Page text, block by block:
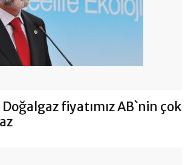
Doğalgaz fiyatımız AB`nin çok